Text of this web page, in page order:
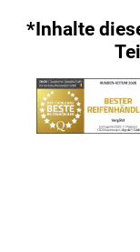
*Inhalte